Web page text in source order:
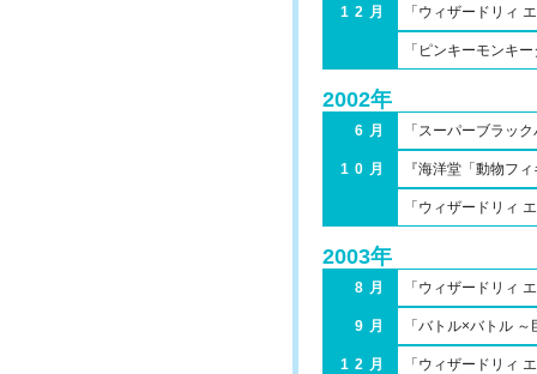
12月 「ウィザードリィ
「ピンキーモンキ
2002年
6月 「スーパーブラッ
10月 『海洋堂「動物フ
「ウィザードリィ
2003年
8月 「ウィザードリィ
9月 「バトル×バトル
12月 「ウィザードリィ